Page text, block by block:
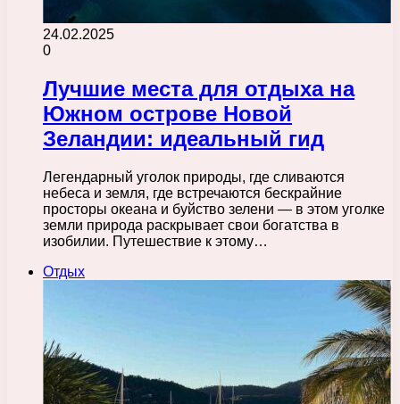
24.02.2025
0
Лучшие места для отдыха на
Южном острове Новой
Зеландии: идеальный гид
Легендарный уголок природы, где сливаются
небеса и земля, где встречаются бескрайние
просторы океана и буйство зелени — в этом уголке
земли природа раскрывает свои богатства в
изобилии. Путешествие к этому…
Отдых